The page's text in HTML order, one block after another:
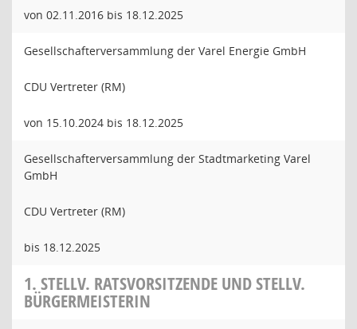
von 02.11.2016 bis 18.12.2025
Gesellschafterversammlung der Varel Energie GmbH
CDU Vertreter (RM)
von 15.10.2024 bis 18.12.2025
Gesellschafterversammlung der Stadtmarketing Varel
GmbH
CDU Vertreter (RM)
bis 18.12.2025
1. STELLV. RATSVORSITZENDE UND STELLV.
BÜRGERMEISTERIN